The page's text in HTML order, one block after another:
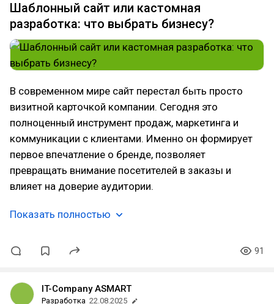
Шаблонный сайт или кастомная
разработка: что выбрать бизнесу?
В современном мире сайт перестал быть просто
визитной карточкой компании. Сегодня это
полноценный инструмент продаж, маркетинга и
коммуникации с клиентами. Именно он формирует
первое впечатление о бренде, позволяет
превращать внимание посетителей в заказы и
влияет на доверие аудитории.
Показать полностью
91
IT-Company ASMART
Разработка 22.08.2025